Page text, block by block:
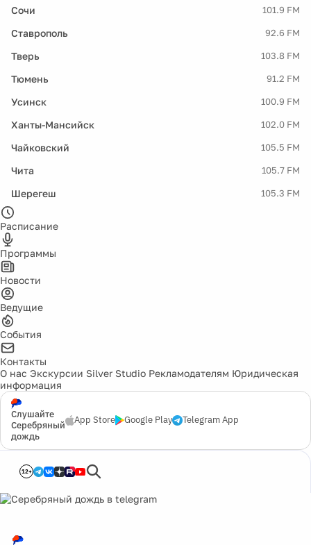
Сочи 101.9 FM
Ставрополь 92.6 FM
Тверь 103.8 FM
Тюмень 91.2 FM
Усинск 100.9 FM
Ханты-Мансийск 102.0 FM
Чайковский 105.5 FM
Чита 105.7 FM
Шерегеш 105.3 FM
Расписание
Программы
Новости
Ведущие
События
Контакты
О нас Экскурсии Silver Studio Рекламодателям Юридическая
информация
Слушайте
Серебряный
дождь
App Store Google Play Telegram App
12+